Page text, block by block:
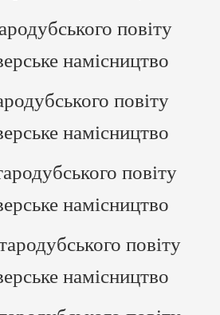
повіту
намісництво
повіту
намісництво
повіту
намісництво
повіту
намісництво